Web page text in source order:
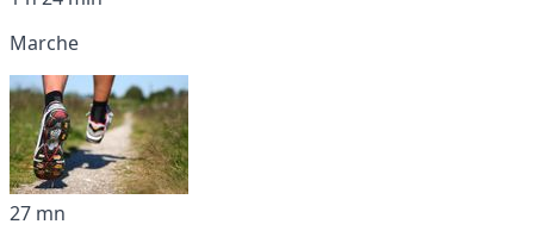
Marche
27 mn